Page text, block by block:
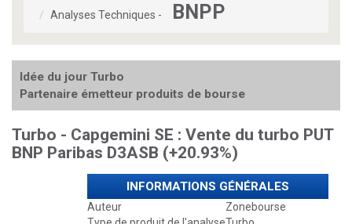
Analyses Techniques -
BNPP
Idée du jour Turbo
Partenaire émetteur produits de bourse
Turbo - Capgemini SE : Vente du turbo PUT
BNP Paribas D3ASB (+20.93%)
INFORMATIONS GÉNÉRALES
Auteur
Zonebourse